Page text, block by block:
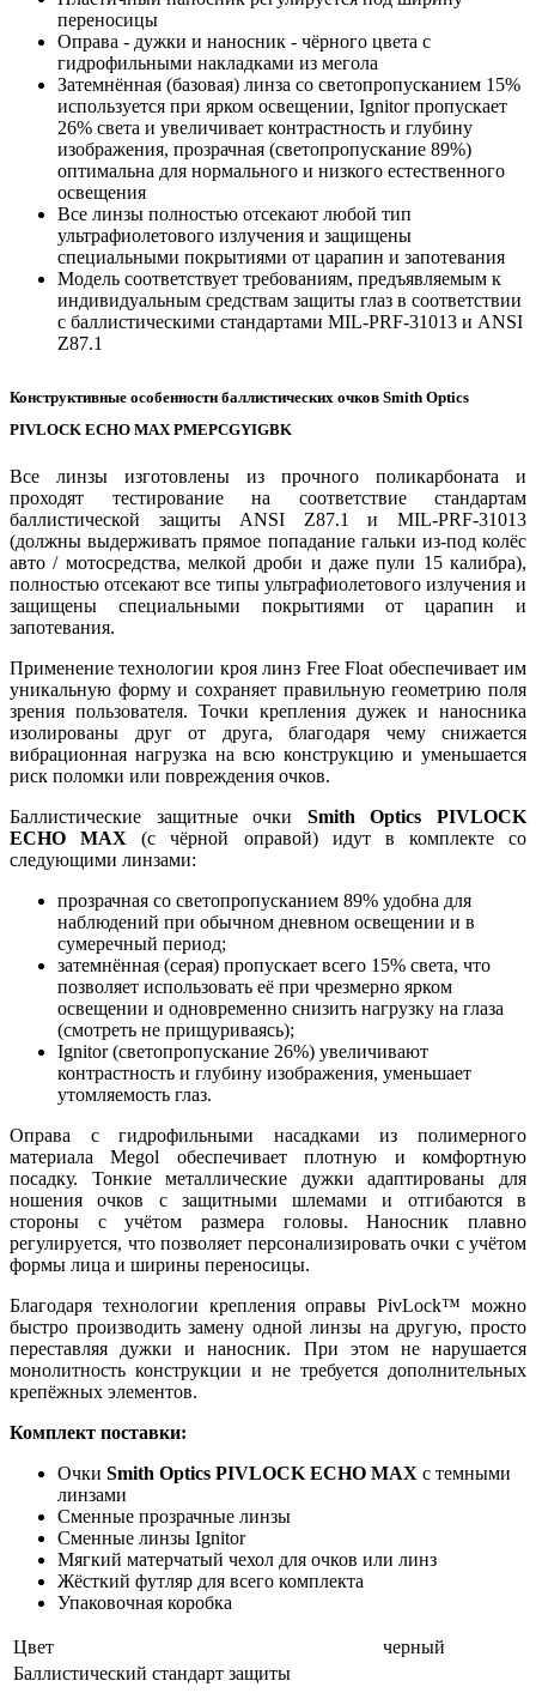
переносицы
Оправа - дужки и наносник - чёрного цвета с
гидрофильными накладками из мегола
Затемнённая (базовая) линза со светопропусканием 15%
используется при ярком освещении, Ignitor пропускает
26% света и увеличивает контрастность и глубину
изображения, прозрачная (светопропускание 89%)
оптимальна для нормального и низкого естественного
освещения
Все линзы полностью отсекают любой тип
ультрафиолетового излучения и защищены
специальными покрытиями от царапин и запотевания
Модель соответствует требованиям, предъявляемым к
индивидуальным средствам защиты глаз в соответствии
с баллистическими стандартами MIL-PRF-31013 и ANSI
Z87.1
Конструктивные особенности баллистических очков Smith Optics
PIVLOCK ECHO MAX PMEPCGYIGBK
Все линзы изготовлены из прочного поликарбоната и
проходят тестирование на соответствие стандартам
баллистической защиты ANSI Z87.1 и MIL-PRF-31013
(должны выдерживать прямое попадание гальки из-под колёс
авто / мотосредства, мелкой дроби и даже пули 15 калибра),
полностью отсекают все типы ультрафиолетового излучения и
защищены специальными покрытиями от царапин и
запотевания.
Применение технологии кроя линз Free Float обеспечивает им
уникальную форму и сохраняет правильную геометрию поля
зрения пользователя. Точки крепления дужек и наносника
изолированы друг от друга, благодаря чему снижается
вибрационная нагрузка на всю конструкцию и уменьшается
риск поломки или повреждения очков.
Баллистические защитные очки Smith Optics PIVLOCK
ECHO MAX (с чёрной оправой) идут в комплекте со
следующими линзами:
прозрачная со светопропусканием 89% удобна для
наблюдений при обычном дневном освещении и в
сумеречный период;
затемнённая (серая) пропускает всего 15% света, что
позволяет использовать её при чрезмерно ярком
освещении и одновременно снизить нагрузку на глаза
(смотреть не прищуриваясь);
Ignitor (светопропускание 26%) увеличивают
контрастность и глубину изображения, уменьшает
утомляемость глаз.
Оправа с гидрофильными насадками из полимерного
материала Megol обеспечивает плотную и комфортную
посадку. Тонкие металлические дужки адаптированы для
ношения очков с защитными шлемами и отгибаются в
стороны с учётом размера головы. Наносник плавно
регулируется, что позволяет персонализировать очки с учётом
формы лица и ширины переносицы.
Благодаря технологии крепления оправы PivLock™ можно
быстро производить замену одной линзы на другую, просто
переставляя дужки и наносник. При этом не нарушается
монолитность конструкции и не требуется дополнительных
крепёжных элементов.
Комплект поставки:
Очки Smith Optics PIVLOCK ECHO MAX с темными
линзами
Сменные прозрачные линзы
Сменные линзы Ignitor
Мягкий матерчатый чехол для очков или линз
Жёсткий футляр для всего комплекта
Упаковочная коробка
Цвет
черный
Баллистический стандарт защиты